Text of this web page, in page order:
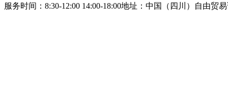
服务时间：8:30-12:00 14:00-18:00地址：中国（四川）自由贸